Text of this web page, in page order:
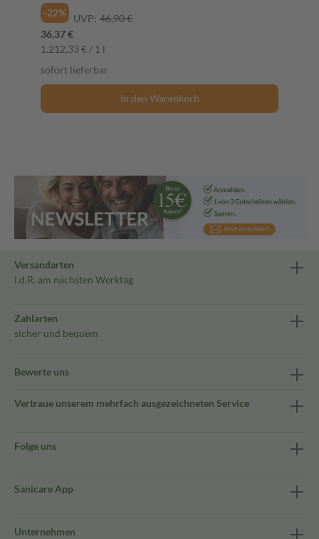
-22%
UVP: 46,90 €
36,37 €
1.212,33 € / 1 l
sofort lieferbar
In den Warenkorb
Versandarten
i.d.R. am nächsten Werktag
Zahlarten
sicher und bequem
Bewerte uns
Vertraue unserem mehrfach ausgezeichneten Service
Folge uns
Sanicare App
Unternehmen